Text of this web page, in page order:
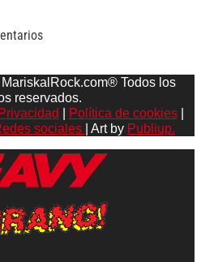
Todos los
reservados.
Política de cookies|
sociales
| Art by Publiup.